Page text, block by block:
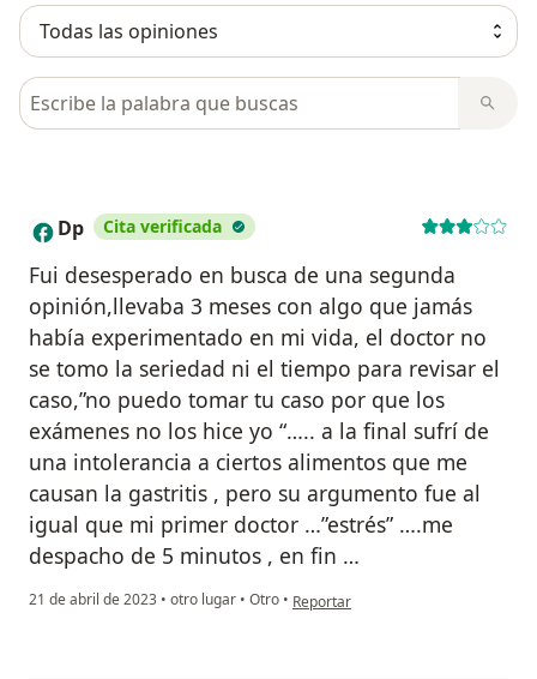
Busca en opiniones
D Dp Cita verificada
Fui desesperado en busca de una segunda
opinión,llevaba 3 meses con algo que jamás
había experimentado en mi vida, el doctor no
se tomo la seriedad ni el tiempo para revisar el
caso,”no puedo tomar tu caso por que los
exámenes no los hice yo “….. a la final sufrí de
una intolerancia a ciertos alimentos que me
causan la gastritis , pero su argumento fue al
igual que mi primer doctor …”estrés” ….me
despacho de 5 minutos , en fin …
21 de abril de 2023 • otro lugar • Otro • en opinión del usuario Dp
Reportar